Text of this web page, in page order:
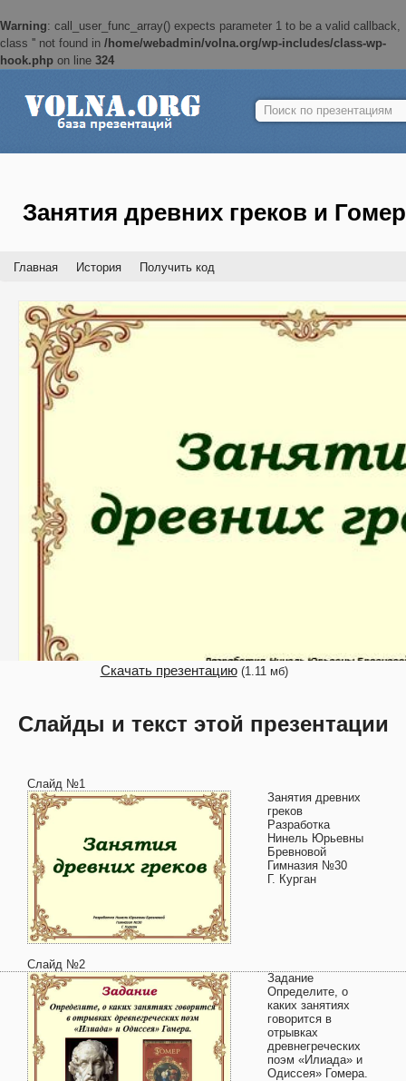
Warning: call_user_func_array() expects parameter 1 to be a valid callback,
class '' not found in /home/webadmin/volna.org/wp-includes/class-wp-
hook.php on line 324
Найти:
Занятия древних греков и Гомер
Главная История Получить код
Скачать презентацию(1.11 мб)
Слайды и текст этой презентации
Слайд №1
Занятия древних
греков
Разработка
Нинель Юрьевны
Бревновой
Гимназия №30
Г. Курган
Слайд №2
Задание
Определите, о
каких занятиях
говорится в
отрывках
древнегреческих
поэм «Илиада» и
Одиссея» Гомера.